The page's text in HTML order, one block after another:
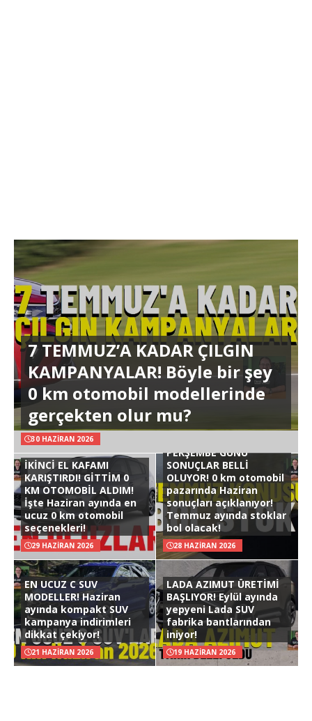
7 TEMMUZ’A KADAR ÇILGIN
KAMPANYALAR! Böyle bir şey
0 km otomobil modellerinde
gerçekten olur mu?
30 HAZIRAN 2026
İKİNCİ EL KAFAMI
KARIŞTIRDI! GİTTİM 0
KM OTOMOBİL ALDIM!
İşte Haziran ayında en
ucuz 0 km otomobil
seçenekleri!
29 HAZIRAN 2026
PERŞEMBE GÜNÜ
SONUÇLAR BELLİ
OLUYOR! 0 km otomobil
pazarında Haziran
sonuçları açıklanıyor!
Temmuz ayında stoklar
bol olacak!
28 HAZIRAN 2026
EN UCUZ C SUV
MODELLER! Haziran
ayında kompakt SUV
kampanya indirimleri
dikkat çekiyor!
21 HAZIRAN 2026
LADA AZIMUT ÜRETİMİ
BAŞLIYOR! Eylül ayında
yepyeni Lada SUV
fabrika bantlarından
iniyor!
19 HAZIRAN 2026